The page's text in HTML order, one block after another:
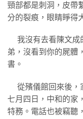
頸部都是刺洞，皮帶
分的裂痕，眼睛睜
我沒有去看陳文成
弟，沒看到你的屍體
書。
從殯儀館回來後，
七月四日，中和的家
特務。電話也被竊聽